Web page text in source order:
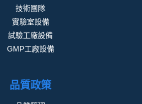
技術團隊
實驗室設備
試驗工廠設備
GMP工廠設備
品質政策